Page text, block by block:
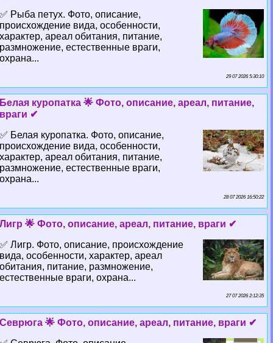
✅ Рыба пeтyx. Фото, описание,
происхождение вида, особенности,
хаpaктер, ареал обитания, питание,
размножение, естественные враги,
охрана...
29 07 2026 5:30:10
Белая куропатка 🌟 Фото, описание, ареал, питание,
враги ✔
✅ Белая куропатка. Фото, описание,
происхождение вида, особенности,
хаpaктер, ареал обитания, питание,
размножение, естественные враги,
охрана...
28 07 2026 16:50:22
Лигр 🌟 Фото, описание, ареал, питание, враги ✔
✅ Лигр. Фото, описание, происхождение
вида, особенности, хаpaктер, ареал
обитания, питание, размножение,
естественные враги, охрана...
27 07 2026 2:12:35
Севрюга 🌟 Фото, описание, ареал, питание, враги ✔